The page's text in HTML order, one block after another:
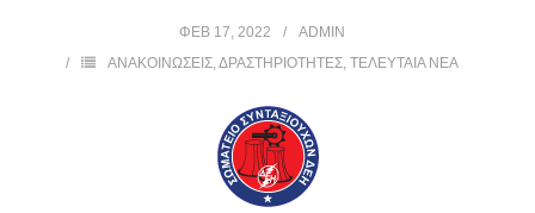
ΦΕΒ 17, 2022
ADMIN
ΑΝΑΚΟΙΝΩΣΕΙΣ,ΔΡΑΣΤΗΡΙΟΤΗΤΕΣ, ΤΕΛΕΥΤΑΙΑ ΝΕΑ